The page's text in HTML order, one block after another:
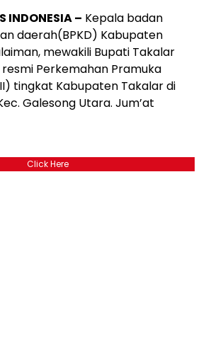
INDONESIA – Kepala badan
daerah(BPKD) Kabupaten
mewakili Bupati Takalar
Perkemahan Pramuka
tingkat Kabupaten Takalar di
Galesong Utara. Jum’at
Click Here